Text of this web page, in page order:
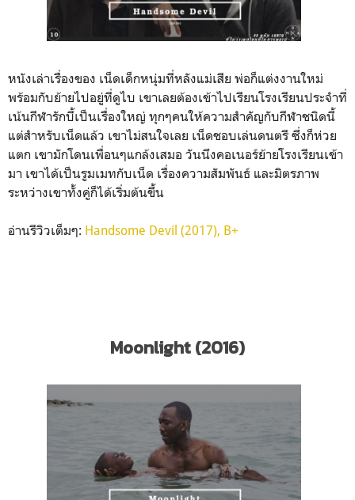
หนังเล่าเรื่องของ เน็ดเด็กหนุ่มที่หลังแม่เสีย พ่อก็แต่งงานใหม่
พร้อมกับย้ายไปอยู่ที่ดูไบ เขาเลยต้องเข้าไปเรียนโรงเรียนประจำที่
เน้นกีฬารักบี้เป็นเรื่องใหญ่ ทุกๆคนให้ความสำคัญกับกีฬาชนิดนี้
แต่สำหรับเน็ดแล้ว เขาไม่สนใจเลย เน็ดชอบเล่นดนตรี ซึ่งก็ห่วย
แตก เขามักโดนเพื่อนๆแกล้งเสมอ วันนึงคอเนอร์ย้ายโรงเรียนเข้า
มา เขาได้เป็นรูมเมทกับเน็ด เรื่องความสัมพันธ์ และมิตรภาพ
ระหว่างเขาทั้งคู่ก็ได้เริ่มต้นขึ้น
อ่านรีวิวเต็มๆ: Handsome Devil (2017), B+
Moonlight (2016)